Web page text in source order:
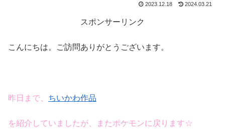
2023.12.18 2024.03.21
スポンサーリンク
こんにちは。ご訪問ありがとうございます。
昨日まで、 ちいかわ作品
を紹介していましたが、またポケモンに戻ります☆